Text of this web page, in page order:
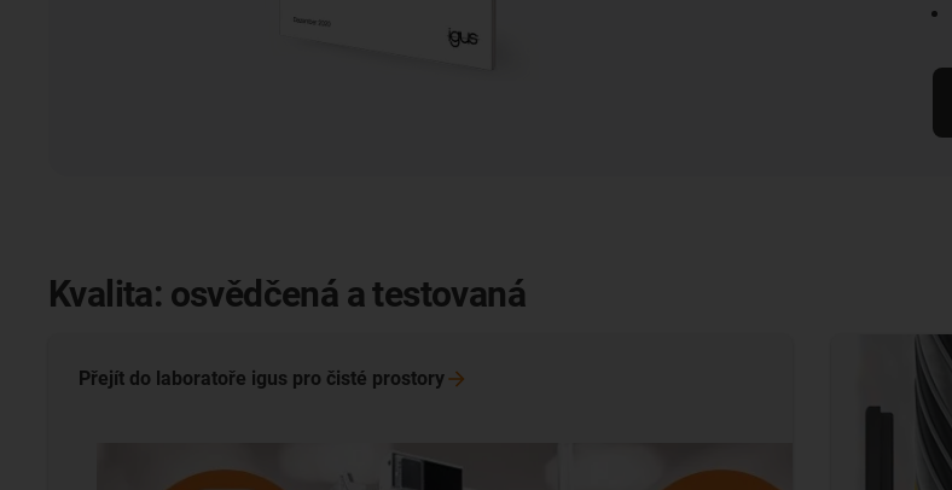
Kvalita: osvědčená a testovaná
Přejít do laboratoře igus pro čisté prostory